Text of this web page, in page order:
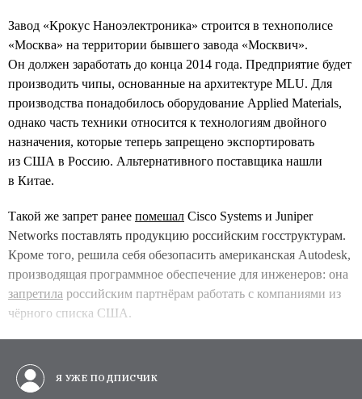
Завод «Крокус Наноэлектроника» строится в технополисе
«Москва» на территории бывшего завода «Москвич».
Он должен заработать до конца 2014 года. Предприятие будет
производить чипы, основанные на архитектуре MLU. Для
производства понадобилось оборудование Applied Materials,
однако часть техники относится к технологиям двойного
назначения, которые теперь запрещено экспортировать
из США в Россию. Альтернативного поставщика нашли
в Китае.
Такой же запрет ранее помешал Cisco Systems и Juniper
Networks поставлять продукцию российским госструктурам.
Кроме того, решила себя обезопасить американская Autodesk,
производящая программное обеспечение для инженеров: она
запретила российским партнёрам работать с компаниями из
чёрного списка США.
Я УЖЕ ПОДПИСЧИК